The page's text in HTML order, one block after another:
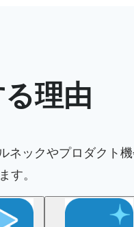
理由
ックやプロダクト
す。